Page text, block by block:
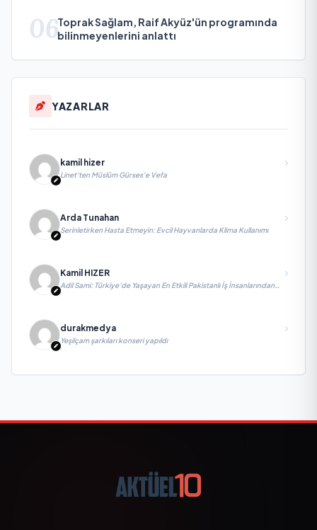
06Toprak Sağlam, Raif Akyüz'ün programında
bilinmeyenlerini anlattı
YAZARLAR
kamil hizer
Linet'ten Müslüm Gürses'e Vefa
Arda Tunahan
Serinletirken Hasta Etmeyin: Evcil Hayvanlarda Klima Kullanımı
Kamil HIZER
Adil Sami: Türkiye’de Yaşayan En Etkili Pakistanlı İş İnsanlarından
Biri, Yatırım ve Ekonomik Diplomasiyi Güçlendiriyor
durakmedya
Yeşilçam şarkıları konseri yapıldı